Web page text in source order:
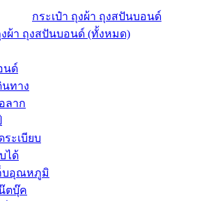
กระเป๋า ถุงผ้า ถุงสปันบอนด์
งผ้า ถุงสปันบอนด์ (ทั้งหมด)
นด์
นทาง
ลาก
ระเบียบ
ได้
บอุณหภูมิ
ตบุ๊ค